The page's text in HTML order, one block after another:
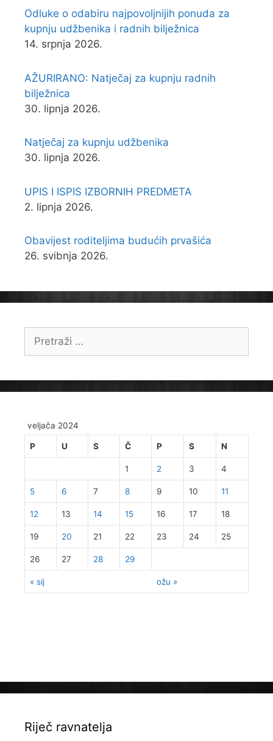
Odluke o odabiru najpovoljnijih ponuda za
kupnju udžbenika i radnih bilježnica
14. srpnja 2026.
AŽURIRANO: Natječaj za kupnju radnih
bilježnica
30. lipnja 2026.
Natječaj za kupnju udžbenika
30. lipnja 2026.
UPIS I ISPIS IZBORNIH PREDMETA
2. lipnja 2026.
Obavijest roditeljima budućih prvašića
26. svibnja 2026.
Pretraži:
veljača 2024
P U S Č P S N
« sij ožu »
1 2 3 4
5 6 7 8 9 10 11
12 13 14 15 16 17 18
19 20 21 22 23 24 25
26 27 28 29
Riječ ravnatelja